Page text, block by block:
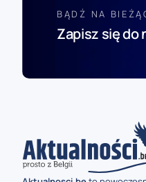
BĄDŹ NA
Zapisz się do